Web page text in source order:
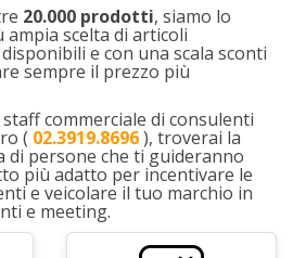
20.000 prodotti, siamo lo
scelta di articoli
e con una scala sconti
sempre il prezzo più
commerciale di consulenti
( 02.3919.8696), troverai la
di persone che ti guideranno
più adatto per incentivare le
e veicolare il tuo marchio in
e meeting.